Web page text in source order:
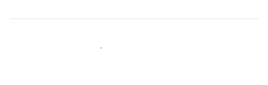
Pridružite se domaćinima poput vas